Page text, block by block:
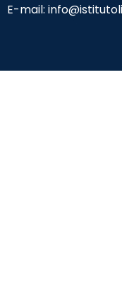
E-mail: